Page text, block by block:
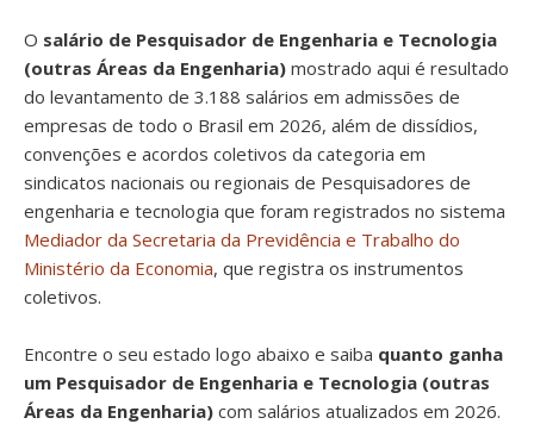
O salário de Pesquisador de Engenharia e Tecnologia
(outras Áreas da Engenharia) mostrado aqui é resultado
do levantamento de 3.188 salários em admissões de
empresas de todo o Brasil em 2026, além de dissídios,
convenções e acordos coletivos da categoria em
sindicatos nacionais ou regionais de Pesquisadores de
engenharia e tecnologia que foram registrados no sistema
Mediador da Secretaria da Previdência e Trabalho do
Ministério da Economia, que registra os instrumentos
coletivos.
Encontre o seu estado logo abaixo e saiba quanto ganha
um Pesquisador de Engenharia e Tecnologia (outras
Áreas da Engenharia) com salários atualizados em 2026.